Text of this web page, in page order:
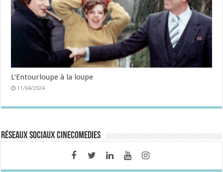
L’Entourloupe à la loupe
11/04/2024
Réseaux sociaux CineComedies